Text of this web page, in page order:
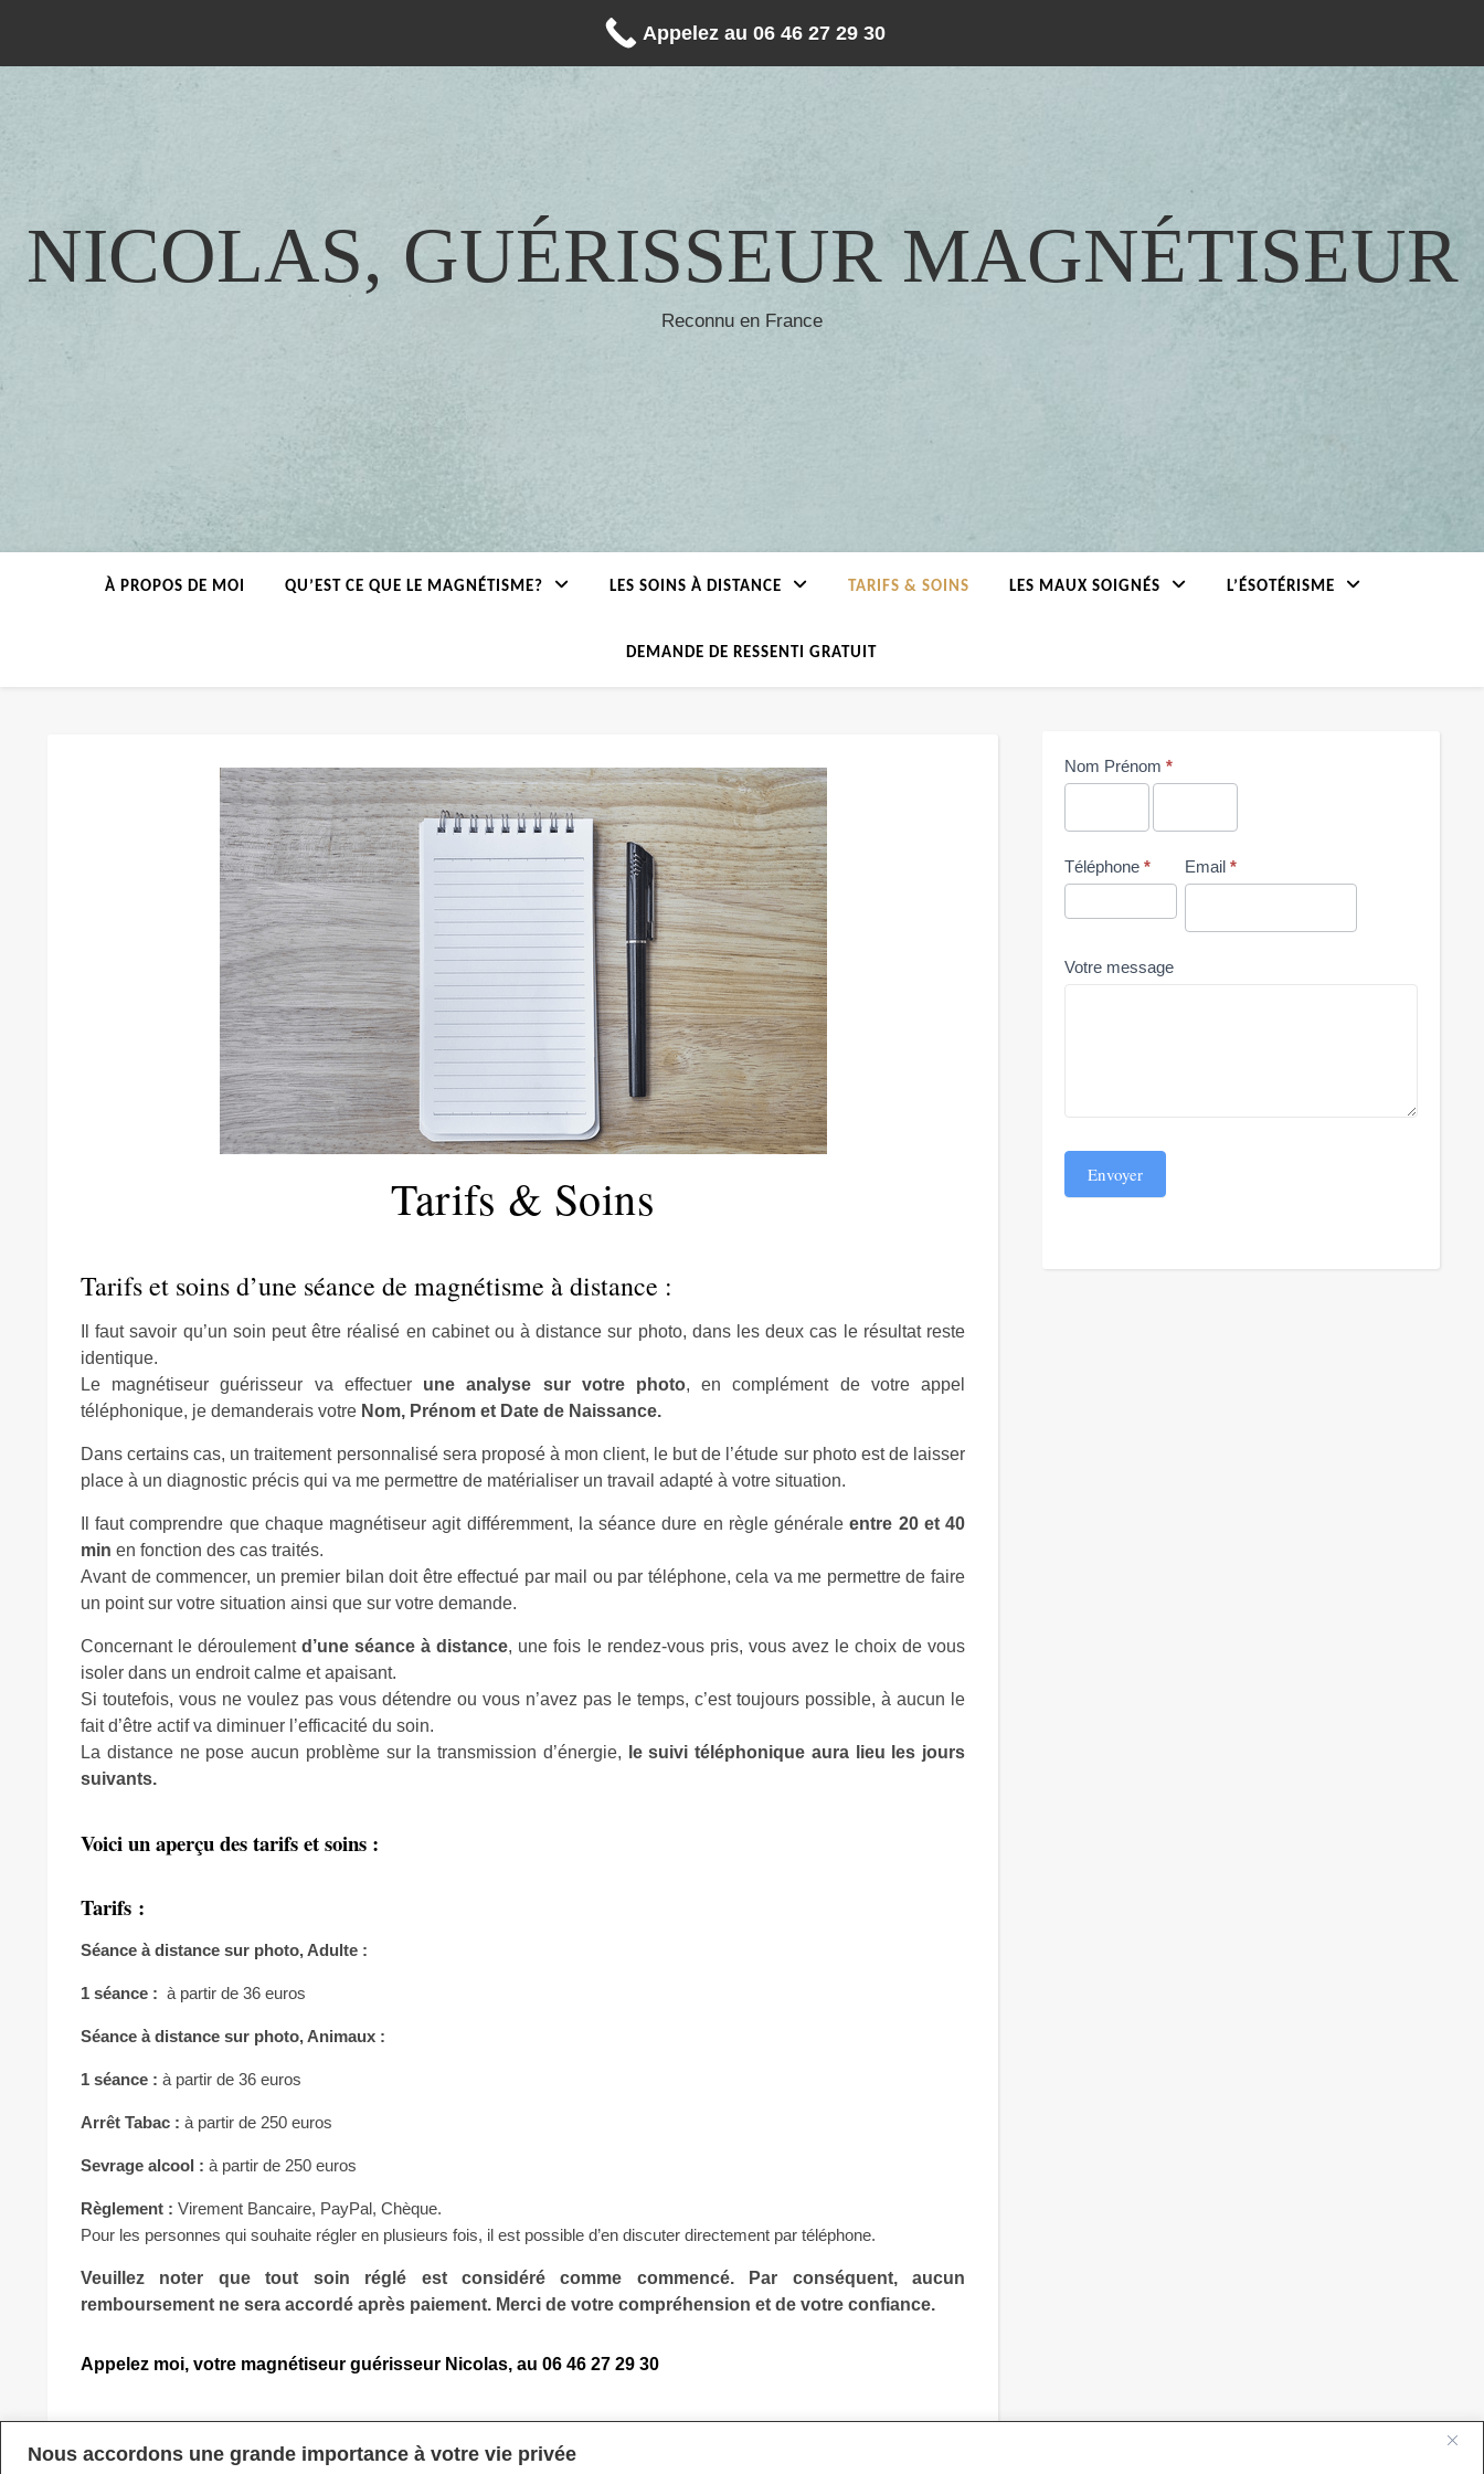
Nous accordons une grande importance à votre vie privée
NICOLAS, GUÉRISSEUR MAGNÉTISEUR
Reconnu en France
À PROPOS DE MOI QU’EST CE QUE LE MAGNÉTISME? LES SOINS À DISTANCE TARIFS & SOINS LES MAUX SOIGNÉS L’ÉSOTÉRISME
DEMANDE DE RESSENTI GRATUIT
Tarifs & Soins
Tarifs et soins d’une séance de magnétisme à distance :
Il faut savoir qu’un soin peut être réalisé en cabinet ou à distance sur photo, dans les deux cas le résultat reste
identique.
Le magnétiseur guérisseur va effectuer une analyse sur votre photo, en complément de votre appel
téléphonique, je demanderais votre Nom, Prénom et Date de Naissance.
Dans certains cas, un traitement personnalisé sera proposé à mon client, le but de l’étude sur photo est de laisser
place à un diagnostic précis qui va me permettre de matérialiser un travail adapté à votre situation.
Il faut comprendre que chaque magnétiseur agit différemment, la séance dure en règle généraleentre 20 et 40
min en fonction des cas traités.
Avant de commencer, un premier bilan doit être effectué par mail ou par téléphone, cela va me permettre de faire
un point sur votre situation ainsi que sur votre demande.
Concernant le déroulementd’une séance à distance, une fois le rendez-vous pris, vous avez le choix de vous
isoler dans un endroit calme et apaisant.
Si toutefois, vous ne voulez pas vous détendre ou vous n’avez pas le temps, c’est toujours possible, à aucun le
fait d’être actif va diminuer l’efficacité du soin.
La distance ne pose aucun problème sur la transmission d’énergie,
le suivi téléphonique aura lieu les jours
suivants.
Voici un aperçu des tarifs et soins :
Tarifs :
Séance à distance sur photo, Adulte :
1 séance : à partir de 36 euros
Séance à distance sur photo, Animaux :
1 séance : à partir de 36 euros
Arrêt Tabac : à partir de 250 euros
Sevrage alcool : à partir de 250 euros
Règlement : Virement Bancaire, PayPal, Chèque.
Pour les personnes qui souhaite régler en plusieurs fois, il est possible d’en discuter directement par téléphone.
Veuillez noter que tout soin réglé est considéré comme commencé. Par conséquent, aucun
remboursement ne sera accordé après paiement. Merci de votre compréhension et de votre confiance.
Appelez moi, votre magnétiseur guérisseur Nicolas, au 06 46 27 29 30
Me
contacter
Nom Prénom *
Téléphone * Email *
Votre message
Envoyer
Appelez au 06 46 27 29 30